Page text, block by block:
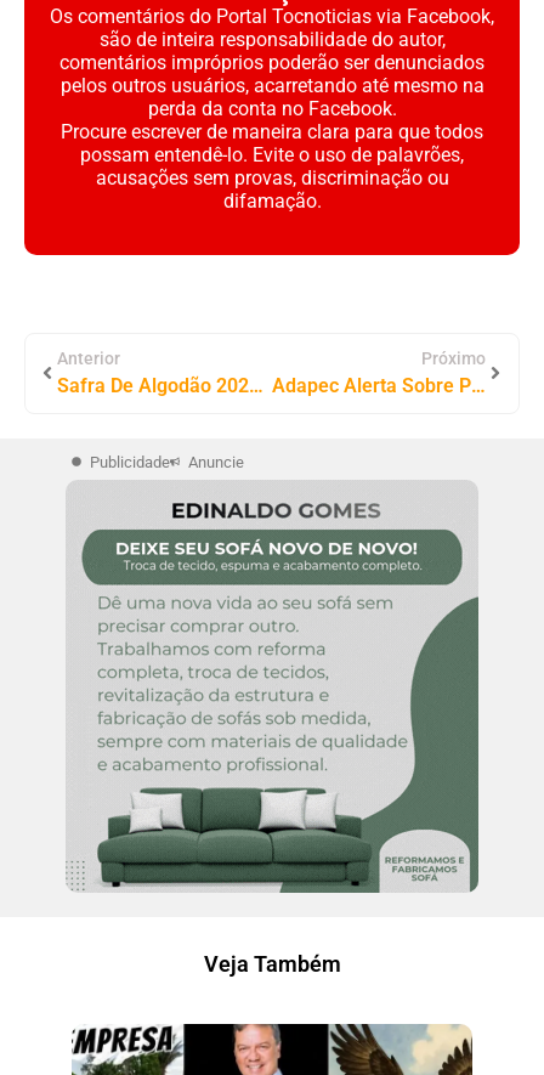
Os comentários do Portal Tocnoticias via Facebook,
são de inteira responsabilidade do autor,
comentários impróprios poderão ser denunciados
pelos outros usuários, acarretando até mesmo na
perda da conta no Facebook.
Procure escrever de maneira clara para que todos
possam entendê-lo. Evite o uso de palavrões,
acusações sem provas, discriminação ou
difamação.
Anterior
Safra De Algodão 2024/25 Em Tocantins Avança Com Boas Condições Climáticas
Próximo
Adapec Alerta Sobre Prazo Para Recadastramento De Estabelecimentos Agropecuários No Tocantins
Publicidade Anuncie
Veja Também